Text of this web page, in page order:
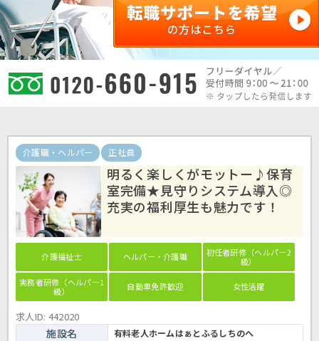
介護職・ヘルパー 正社員
明るく楽しくがモットー♪保育
室完備★見守りシステム導入◎
充実の福利厚生も魅力です！
介護福祉士 ヘルパー・介護職
初任者研修（ヘルパー2
級）
実務者研修（ヘルパー1
級）
自動車免許歓迎 女性活躍
求人ID: 442020
施設名 有料老人ホームはぁとふるしちのへ